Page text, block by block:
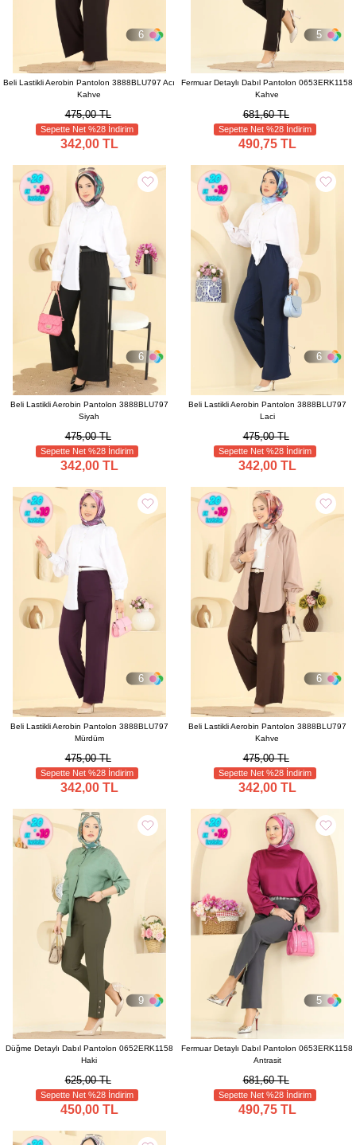
6
Beli Lastikli Aerobin Pantolon 3888BLU797 Acı
Kahve
475,00 TL
Sepette Net %28 İndirim
342,00 TL
5
Fermuar Detaylı Dabıl Pantolon 0653ERK1158
Kahve
681,60 TL
Sepette Net %28 İndirim
490,75 TL
6
Beli Lastikli Aerobin Pantolon 3888BLU797
Siyah
475,00 TL
Sepette Net %28 İndirim
342,00 TL
6
Beli Lastikli Aerobin Pantolon 3888BLU797
Laci
475,00 TL
Sepette Net %28 İndirim
342,00 TL
6
Beli Lastikli Aerobin Pantolon 3888BLU797
Mürdüm
475,00 TL
Sepette Net %28 İndirim
342,00 TL
6
Beli Lastikli Aerobin Pantolon 3888BLU797
Kahve
475,00 TL
Sepette Net %28 İndirim
342,00 TL
9
Düğme Detaylı Dabıl Pantolon 0652ERK1158
Haki
625,00 TL
Sepette Net %28 İndirim
450,00 TL
5
Fermuar Detaylı Dabıl Pantolon 0653ERK1158
Antrasit
681,60 TL
Sepette Net %28 İndirim
490,75 TL